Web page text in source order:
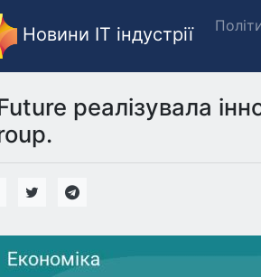
Новини IT індустрії
реалізувала